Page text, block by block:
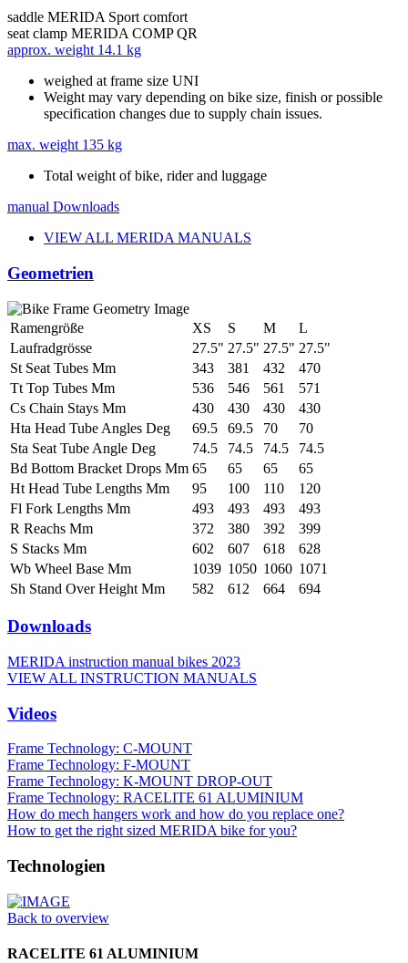
saddle MERIDA Sport comfort
seat clamp MERIDA COMP QR
approx. weight 14.1 kg
weighed at frame size UNI
Weight may vary depending on bike size, finish or possible
specification changes due to supply chain issues.
max. weight 135 kg
Total weight of bike, rider and luggage
manual Downloads
VIEW ALL MERIDA MANUALS
Geometrien
Ramengröße XS S M
L
Laufradgrösse
27.5" 27.5" 27.5" 27.5"
St Seat Tubes Mm
343 381 432
470
Tt Top Tubes Mm
536 546 561
571
Cs Chain Stays Mm
430 430 430
430
Hta Head Tube Angles Deg
69.5 69.5 70
70
Sta Seat Tube Angle Deg
74.5 74.5 74.5
74.5
Bd Bottom Bracket Drops Mm 65 65 65
65
Ht Head Tube Lengths Mm
95 100 110
120
Fl Fork Lengths Mm
493 493 493
493
R Reachs Mm
372 380 392
399
S Stacks Mm
602 607 618
628
Wb Wheel Base Mm
1039 1050 1060 1071
Sh Stand Over Height Mm
582 612 664 694
Downloads
MERIDA instruction manual bikes 2023
VIEW ALL INSTRUCTION MANUALS
Videos
Frame Technology: C-MOUNT
Frame Technology: F-MOUNT
Frame Technology: K-MOUNT DROP-OUT
Frame Technology: RACELITE 61 ALUMINIUM
How do mech hangers work and how do you replace one?
How to get the right sized MERIDA bike for you?
Technologien
Back to overview
RACELITE 61 ALUMINIUM